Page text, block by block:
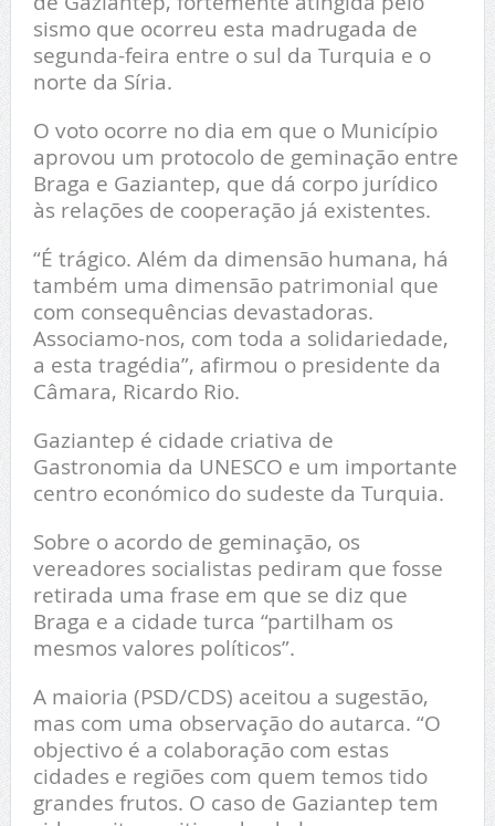
sismo que ocorreu esta madrugada de
segunda-feira entre o sul da Turquia e o
norte da Síria.
O voto ocorre no dia em que o Município
aprovou um protocolo de geminação entre
Braga e Gaziantep, que dá corpo jurídico
às relações de cooperação já existentes.
“É trágico. Além da dimensão humana, há
também uma dimensão patrimonial que
com consequências devastadoras.
Associamo-nos, com toda a solidariedade,
a esta tragédia”, afirmou o presidente da
Câmara, Ricardo Rio.
Gaziantep é cidade criativa de
Gastronomia da UNESCO e um importante
centro económico do sudeste da Turquia.
Sobre o acordo de geminação, os
vereadores socialistas pediram que fosse
retirada uma frase em que se diz que
Braga e a cidade turca “partilham os
mesmos valores políticos”.
A maioria (PSD/CDS) aceitou a sugestão,
mas com uma observação do autarca. “O
objectivo é a colaboração com estas
cidades e regiões com quem temos tido
grandes frutos. O caso de Gaziantep tem